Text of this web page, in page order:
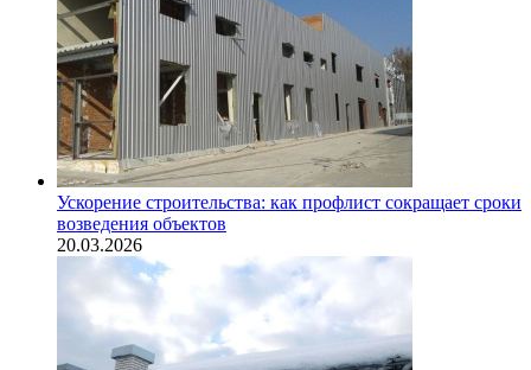
Ускорение строительства: как профлист сокращает сроки
возведения объектов
20.03.2026